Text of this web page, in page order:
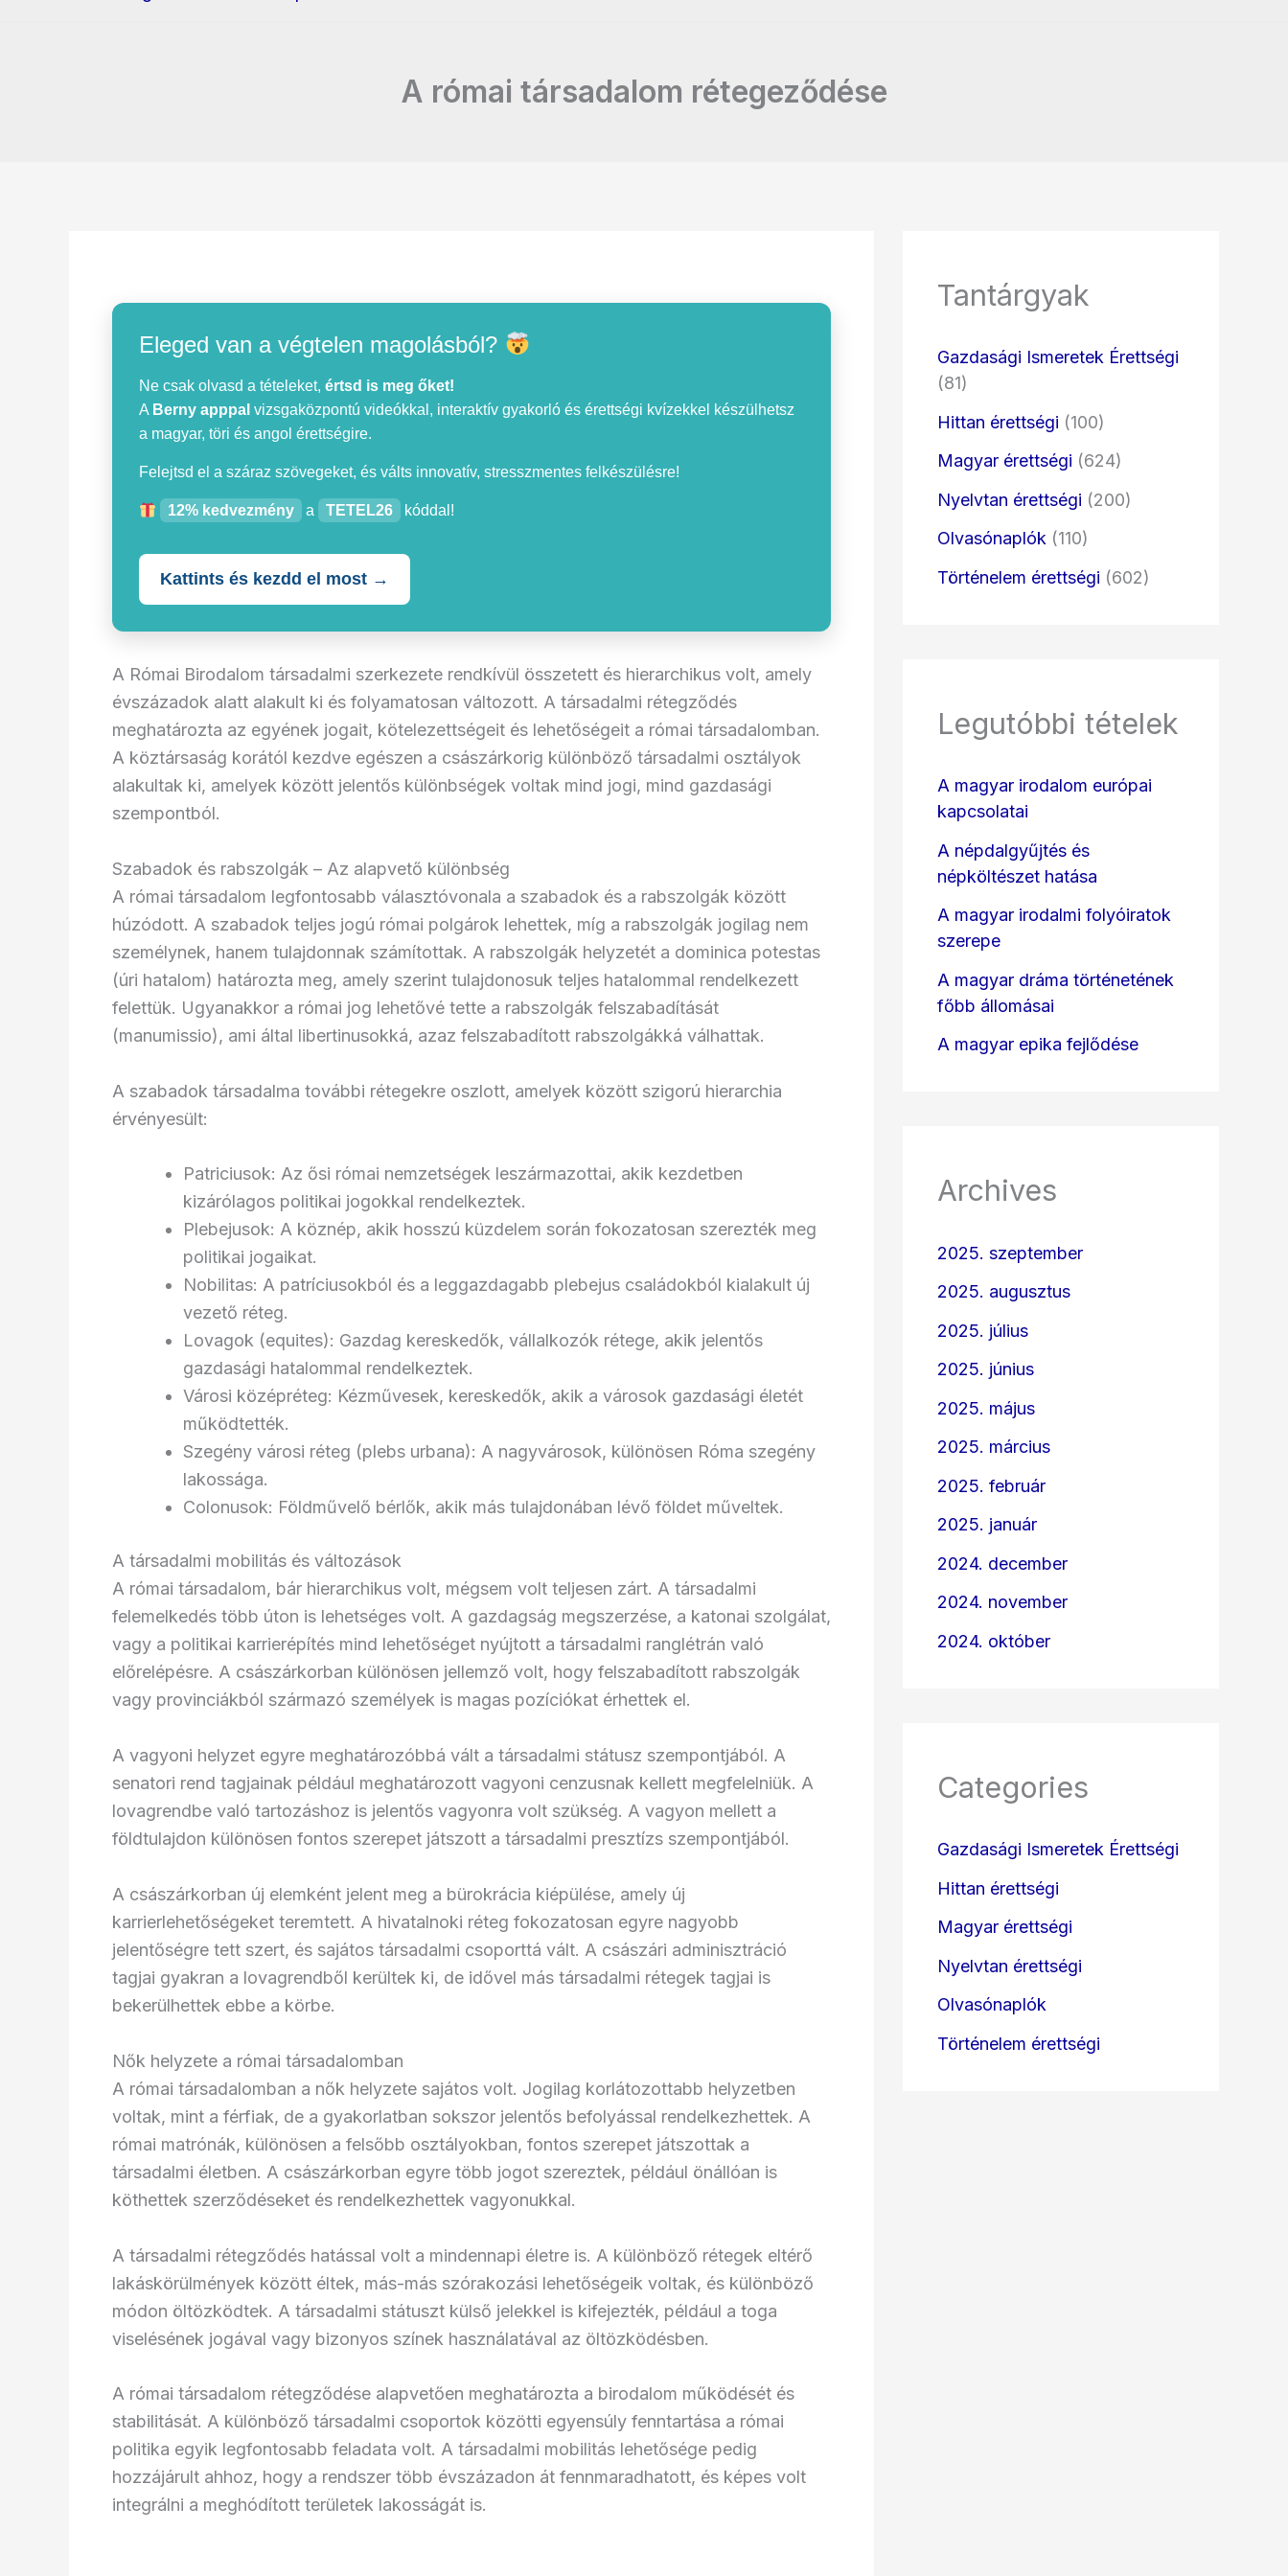
A római társadalom rétegeződése
Eleged van a végtelen magolásból?
Ne csak olvasd a tételeket, értsd is meg őket!
A Berny apppal vizsgaközpontú videókkal, interaktív gyakorló és érettségi kvízekkel készülhetsz
a magyar, töri és angol érettségire.
Felejtsd el a száraz szövegeket, és válts innovatív, stresszmentes felkészülésre!
12% kedvezmény a TETEL26 kóddal!
Kattints és kezdd el most →
A Római Birodalom társadalmi szerkezete rendkívül összetett és hierarchikus volt, amely
évszázadok alatt alakult ki és folyamatosan változott. A társadalmi rétegződés
meghatározta az egyének jogait, kötelezettségeit és lehetőségeit a római társadalomban.
A köztársaság korától kezdve egészen a császárkorig különböző társadalmi osztályok
alakultak ki, amelyek között jelentős különbségek voltak mind jogi, mind gazdasági
szempontból.
Szabadok és rabszolgák – Az alapvető különbség
A római társadalom legfontosabb választóvonala a szabadok és a rabszolgák között
húzódott. A szabadok teljes jogú római polgárok lehettek, míg a rabszolgák jogilag nem
személynek, hanem tulajdonnak számítottak. A rabszolgák helyzetét a dominica potestas
(úri hatalom) határozta meg, amely szerint tulajdonosuk teljes hatalommal rendelkezett
felettük. Ugyanakkor a római jog lehetővé tette a rabszolgák felszabadítását
(manumissio), ami által libertinusokká, azaz felszabadított rabszolgákká válhattak.
A szabadok társadalma további rétegekre oszlott, amelyek között szigorú hierarchia
érvényesült:
Patriciusok: Az ősi római nemzetségek leszármazottai, akik kezdetben
kizárólagos politikai jogokkal rendelkeztek.
Plebejusok: A köznép, akik hosszú küzdelem során fokozatosan szerezték meg
politikai jogaikat.
Nobilitas: A patríciusokból és a leggazdagabb plebejus családokból kialakult új
vezető réteg.
Lovagok (equites): Gazdag kereskedők, vállalkozók rétege, akik jelentős
gazdasági hatalommal rendelkeztek.
Városi középréteg: Kézművesek, kereskedők, akik a városok gazdasági életét
működtették.
Szegény városi réteg (plebs urbana): A nagyvárosok, különösen Róma szegény
lakossága.
Colonusok: Földművelő bérlők, akik más tulajdonában lévő földet műveltek.
A társadalmi mobilitás és változások
A római társadalom, bár hierarchikus volt, mégsem volt teljesen zárt. A társadalmi
felemelkedés több úton is lehetséges volt. A gazdagság megszerzése, a katonai szolgálat,
vagy a politikai karrierépítés mind lehetőséget nyújtott a társadalmi ranglétrán való
előrelépésre. A császárkorban különösen jellemző volt, hogy felszabadított rabszolgák
vagy provinciákból származó személyek is magas pozíciókat érhettek el.
A vagyoni helyzet egyre meghatározóbbá vált a társadalmi státusz szempontjából. A
senatori rend tagjainak például meghatározott vagyoni cenzusnak kellett megfelelniük. A
lovagrendbe való tartozáshoz is jelentős vagyonra volt szükség. A vagyon mellett a
földtulajdon különösen fontos szerepet játszott a társadalmi presztízs szempontjából.
A császárkorban új elemként jelent meg a bürokrácia kiépülése, amely új
karrierlehetőségeket teremtett. A hivatalnoki réteg fokozatosan egyre nagyobb
jelentőségre tett szert, és sajátos társadalmi csoporttá vált. A császári adminisztráció
tagjai gyakran a lovagrendből kerültek ki, de idővel más társadalmi rétegek tagjai is
bekerülhettek ebbe a körbe.
Nők helyzete a római társadalomban
A római társadalomban a nők helyzete sajátos volt. Jogilag korlátozottabb helyzetben
voltak, mint a férfiak, de a gyakorlatban sokszor jelentős befolyással rendelkezhettek. A
római matrónák, különösen a felsőbb osztályokban, fontos szerepet játszottak a
társadalmi életben. A császárkorban egyre több jogot szereztek, például önállóan is
köthettek szerződéseket és rendelkezhettek vagyonukkal.
A társadalmi rétegződés hatással volt a mindennapi életre is. A különböző rétegek eltérő
lakáskörülmények között éltek, más-más szórakozási lehetőségeik voltak, és különböző
módon öltözködtek. A társadalmi státuszt külső jelekkel is kifejezték, például a toga
viselésének jogával vagy bizonyos színek használatával az öltözködésben.
A római társadalom rétegződése alapvetően meghatározta a birodalom működését és
stabilitását. A különböző társadalmi csoportok közötti egyensúly fenntartása a római
politika egyik legfontosabb feladata volt. A társadalmi mobilitás lehetősége pedig
hozzájárult ahhoz, hogy a rendszer több évszázadon át fennmaradhatott, és képes volt
integrálni a meghódított területek lakosságát is.
Tantárgyak
Gazdasági Ismeretek Érettségi
(81)
Hittan érettségi (100)
Magyar érettségi (624)
Nyelvtan érettségi (200)
Olvasónaplók (110)
Történelem érettségi (602)
Legutóbbi tételek
A magyar irodalom európai
kapcsolatai
A népdalgyűjtés és
népköltészet hatása
A magyar irodalmi folyóiratok
szerepe
A magyar dráma történetének
főbb állomásai
A magyar epika fejlődése
Archives
2025. szeptember
2025. augusztus
2025. július
2025. június
2025. május
2025. március
2025. február
2025. január
2024. december
2024. november
2024. október
Categories
Gazdasági Ismeretek Érettségi
Hittan érettségi
Magyar érettségi
Nyelvtan érettségi
Olvasónaplók
Történelem érettségi